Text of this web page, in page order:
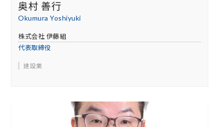
奥村 善行
Okumura Yoshiyuki
株式会社 伊藤組
代表取締役
建設業